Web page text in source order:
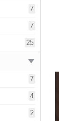
7
7
25
7
4
2